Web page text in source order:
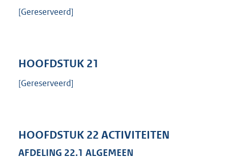
[Gereserveerd]
HOOFDSTUK 21
[Gereserveerd]
HOOFDSTUK 22 ACTIVITEITEN
AFDELING 22.1 ALGEMEEN